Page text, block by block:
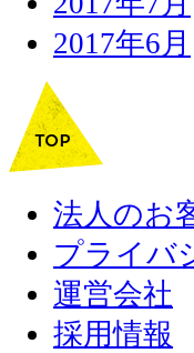
2017年6月
法人のお
プライバ
運営会社
採用情報